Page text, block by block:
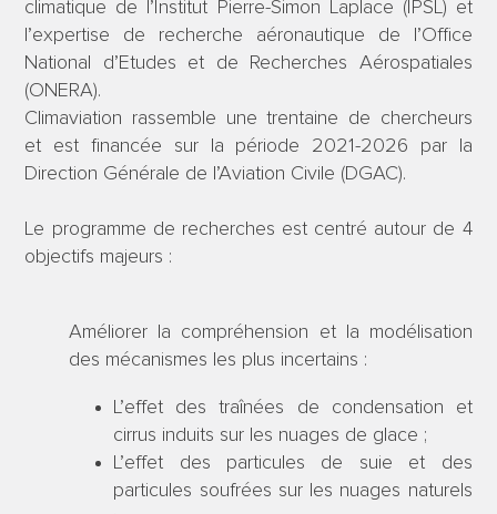
climatique de l’Institut Pierre-Simon Laplace (IPSL) et
l’expertise de recherche aéronautique de l’Office
National d’Etudes et de Recherches Aérospatiales
(ONERA).
Climaviation rassemble une trentaine de chercheurs
et est financée sur la période 2021-2026 par la
Direction Générale de l’Aviation Civile (DGAC).
Le programme de recherches est centré autour de 4
objectifs majeurs :
Améliorer la compréhension et la modélisation
des mécanismes les plus incertains :
L’effet des traînées de condensation et
cirrus induits sur les nuages de glace ;
L’effet des particules de suie et des
particules soufrées sur les nuages naturels